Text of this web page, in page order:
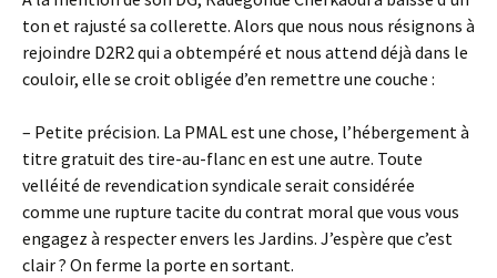
ton et rajusté sa collerette. Alors que nous nous résignons à
rejoindre D2R2 qui a obtempéré et nous attend déjà dans le
couloir, elle se croit obligée d’en remettre une couche :
– Petite précision. La PMAL est une chose, l’hébergement à
titre gratuit des tire-au-flanc en est une autre. Toute
velléité de revendication syndicale serait considérée
comme une rupture tacite du contrat moral que vous vous
engagez à respecter envers les Jardins. J’espère que c’est
clair ? On ferme la porte en sortant.